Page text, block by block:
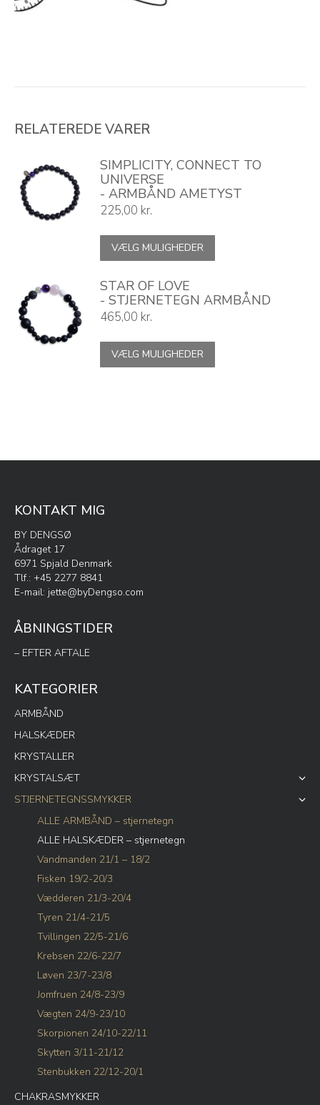
RELATEREDE VARER
SIMPLICITY, CONNECT TO
UNIVERSE
- ARMBÅND AMETYST
225,00 kr.
VÆLG MULIGHEDER
varianter.
vælges
varesiden
STAR OF LOVE
- STJERNETEGN ARMBÅND
465,00 kr.
VÆLG MULIGHEDER
på
KONTAKT MIG
BY DENGSØ
Ådraget 17
6971 Spjald Denmark
Tlf.: +45 2277 8841
E-mail: jette@byDengso.com
ÅBNINGSTIDER
– EFTER AFTALE
KATEGORIER
ARMBÅND
HALSKÆDER
KRYSTALLER
KRYSTALSÆT
STJERNETEGNSSMYKKER
ALLE ARMBÅND – stjernetegn
ALLE HALSKÆDER – stjernetegn
Vandmanden 21/1 – 18/2
Fisken 19/2-20/3
Vædderen 21/3-20/4
Tyren 21/4-21/5
Tvillingen 22/5-21/6
Krebsen 22/6-22/7
Løven 23/7-23/8
Jomfruen 24/8-23/9
Vægten 24/9-23/10
Skorpionen 24/10-22/11
Skytten 3/11-21/12
Stenbukken 22/12-20/1
CHAKRASMYKKER